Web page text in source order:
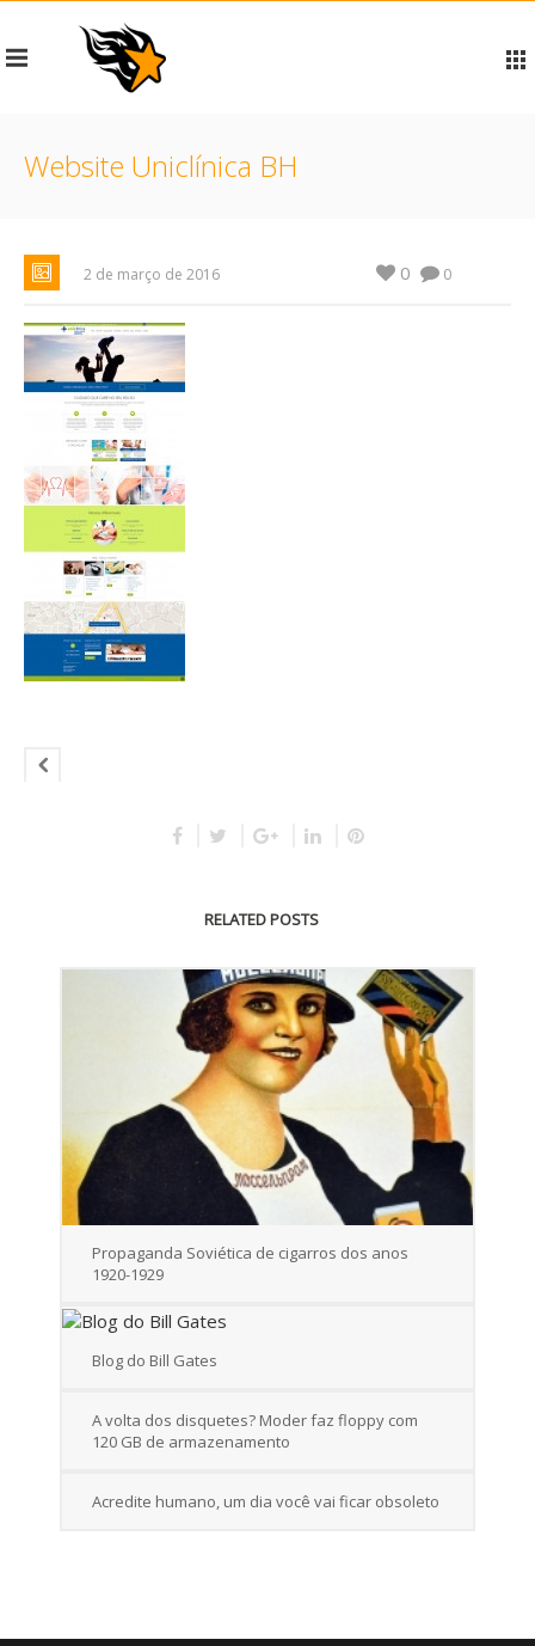
Website Uniclínica BH
2 de março de 2016 0
0
RELATED POSTS
Propaganda Soviética de cigarros dos anos
1920-1929
Blog do Bill Gates
A volta dos disquetes? Moder faz floppy com
120 GB de armazenamento
Acredite humano, um dia você vai ficar obsoleto